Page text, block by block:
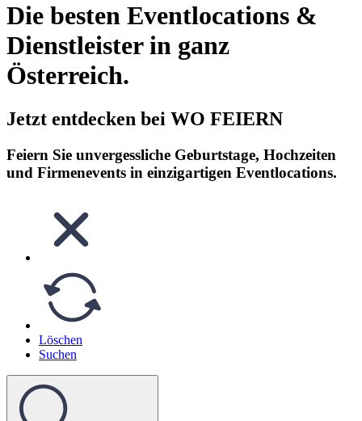
Die besten Eventlocations &
Dienstleister in ganz
Österreich.
Jetzt entdecken bei WO FEIERN
Feiern Sie unvergessliche Geburtstage, Hochzeiten
und Firmenevents in einzigartigen Eventlocations.
Löschen
Suchen